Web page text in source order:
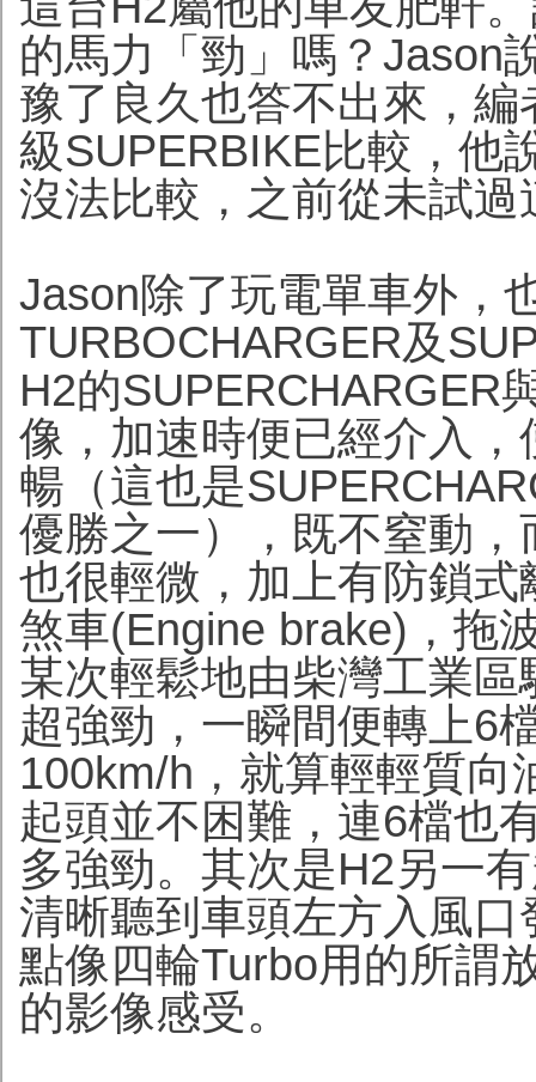
的馬力「勁」嗎？Jason
豫了良久也答不出來，
級SUPERBIKE比較，他
沒法比較，之前從未試過
Jason除了玩電單車外，
TURBOCHARGER及
H2的SUPERCHARGER
像，加速時便已經介入
暢（這也是
優勝之一），既不窒動
也很輕微，加上有防鎖
煞車(Engine brake)，拖
某次輕鬆地由柴灣工業
超強勁，一瞬間便轉上6
100km/h，就算輕輕質向
起頭並不困難，連6檔也
多強勁。其次是H2另一
清晰聽到車頭左方入風
點像四輪Turbo用的所謂
的影像感受。